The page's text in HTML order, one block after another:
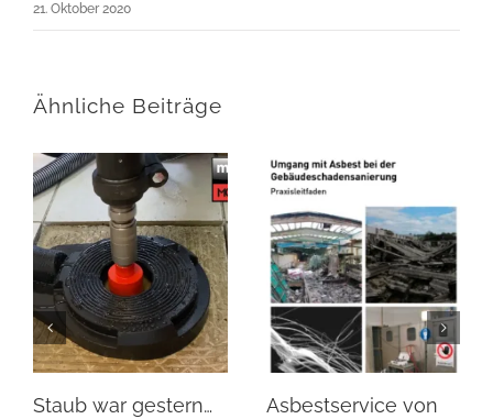
21. Oktober 2020
Ähnliche Beiträge
Staub war gestern…
Asbestservice von